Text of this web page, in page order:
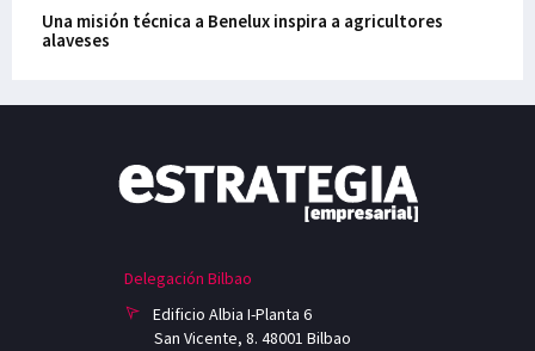
Una misión técnica a Benelux inspira a agricultores
alaveses
Delegación Bilbao
Edificio Albia I-Planta 6
San Vicente, 8. 48001 Bilbao